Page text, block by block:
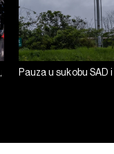
Pauza u sukobu